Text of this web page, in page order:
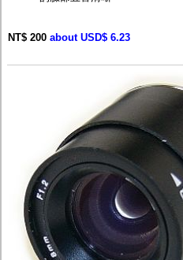
NT$ 200 about USD$ 6.23